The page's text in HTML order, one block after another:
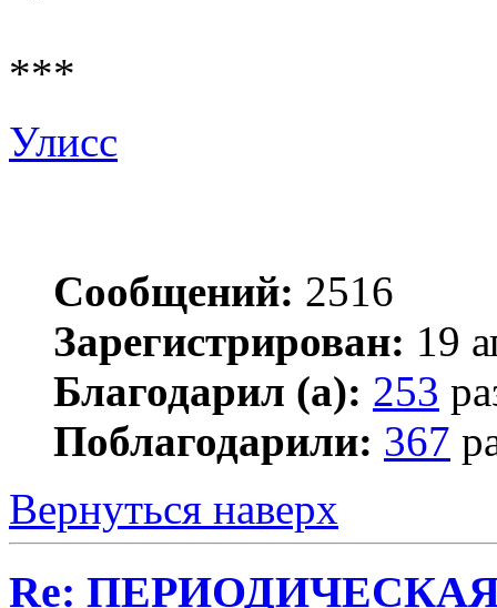
***
Улисс
Сообщений: 2516
Зарегистрирован: 19
Благодарил (а): 253
Поблагодарили: 367
Вернуться наверх
Re: